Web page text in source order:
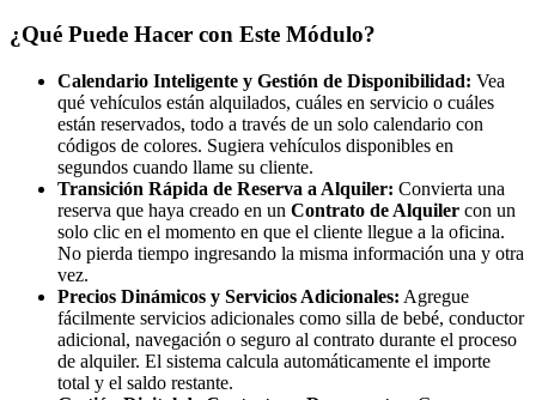
¿Qué Puede Hacer con Este Módulo?
Calendario Inteligente y Gestión de Disponibilidad: Vea
qué vehículos están alquilados, cuáles en servicio o cuáles
están reservados, todo a través de un solo calendario con
códigos de colores. Sugiera vehículos disponibles en
segundos cuando llame su cliente.
Transición Rápida de Reserva a Alquiler: Convierta una
reserva que haya creado en un Contrato de Alquiler con un
solo clic en el momento en que el cliente llegue a la oficina.
No pierda tiempo ingresando la misma información una y otra
vez.
Precios Dinámicos y Servicios Adicionales: Agregue
fácilmente servicios adicionales como silla de bebé, conductor
adicional, navegación o seguro al contrato durante el proceso
de alquiler. El sistema calcula automáticamente el importe
total y el saldo restante.